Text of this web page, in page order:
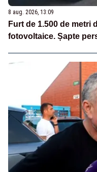
8 aug. 2026, 13:09
Furt de 1.500 de metri
fotovoltaice. Șapte